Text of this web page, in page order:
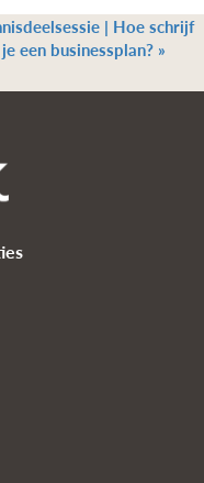
| Hoe schrijf
je een businessplan? »